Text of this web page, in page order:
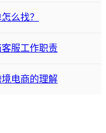
么找？
服工作职责
电商的理解